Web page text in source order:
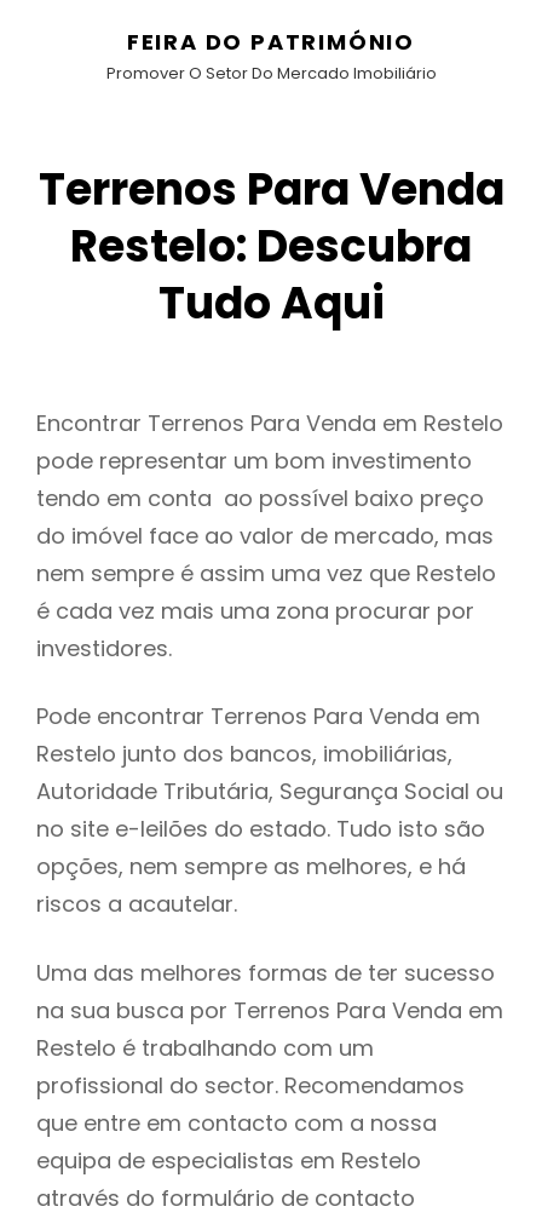
FEIRA DO PATRIMÓNIO
Promover O Setor Do Mercado Imobiliário
Terrenos Para Venda
Restelo: Descubra
Tudo Aqui
Encontrar Terrenos Para Venda em Restelo
pode representar um bom investimento
tendo em conta ao possível baixo preço
do imóvel face ao valor de mercado, mas
nem sempre é assim uma vez que Restelo
é cada vez mais uma zona procurar por
investidores.
Pode encontrar Terrenos Para Venda em
Restelo junto dos bancos, imobiliárias,
Autoridade Tributária, Segurança Social ou
no site e-leilões do estado. Tudo isto são
opções, nem sempre as melhores, e há
riscos a acautelar.
Uma das melhores formas de ter sucesso
na sua busca por Terrenos Para Venda em
Restelo é trabalhando com um
profissional do sector. Recomendamos
que entre em contacto com a nossa
equipa de especialistas em Restelo
através do formulário de contacto